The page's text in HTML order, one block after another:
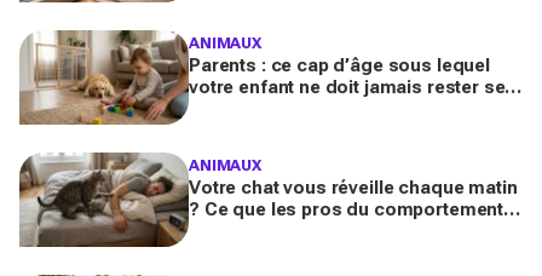
ANIMAUX
Parents : ce cap d’âge sous lequel
votre enfant ne doit jamais rester seul
ANIMAUX
Votre chat vous réveille chaque matin
? Ce que les pros du comportement